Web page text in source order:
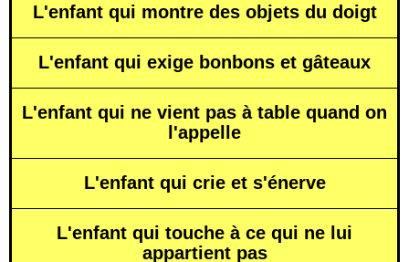
L'enfant qui montre des objets du doigt
L'enfant qui exige bonbons et gâteaux
L'enfant qui ne vient pas à table quand on
l'appelle
L'enfant qui crie et s'énerve
L'enfant qui touche à ce qui ne lui
appartient pas